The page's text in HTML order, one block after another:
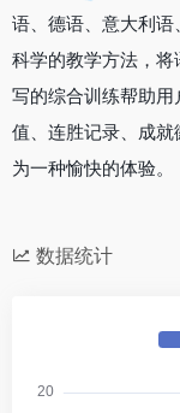
语、德语、意大利
科学的教学方法，
写的综合训练帮助
值、连胜记录、成
为一种愉快的体验。
数据统计